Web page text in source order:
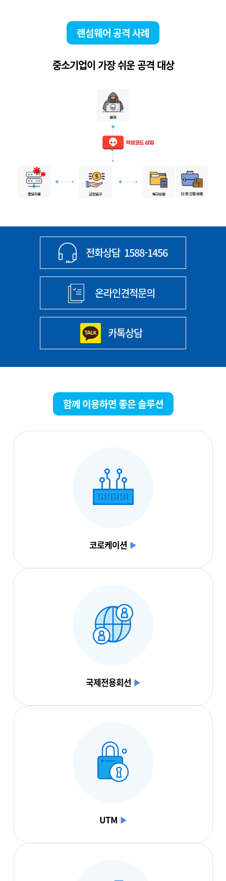
랜섬웨어 공격 사례
중소기업이 가장 쉬운 공격 대상
전화상담 1588-1456
온라인견적문의
카톡상담
함께 이용하면 좋은 솔루션
코로케이션 ▶
국제전용회선 ▶
UTM ▶